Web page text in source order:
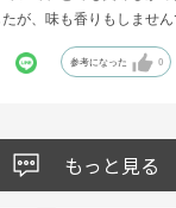
が、味も香りもしません
参考になった 0
もっと見る